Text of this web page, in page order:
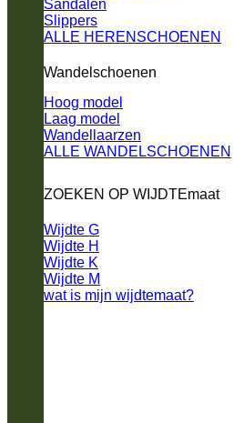
Sandalen
Slippers
ALLE HERENSCHOENEN
Wandelschoenen
Hoog model
Laag model
Wandellaarzen
ALLE WANDELSCHOENEN
ZOEKEN OP WIJDTEmaat
Wijdte G
Wijdte H
Wijdte K
Wijdte M
wat is mijn wijdtemaat?